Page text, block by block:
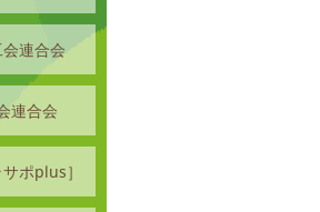
連合会
連合会
ポplus］